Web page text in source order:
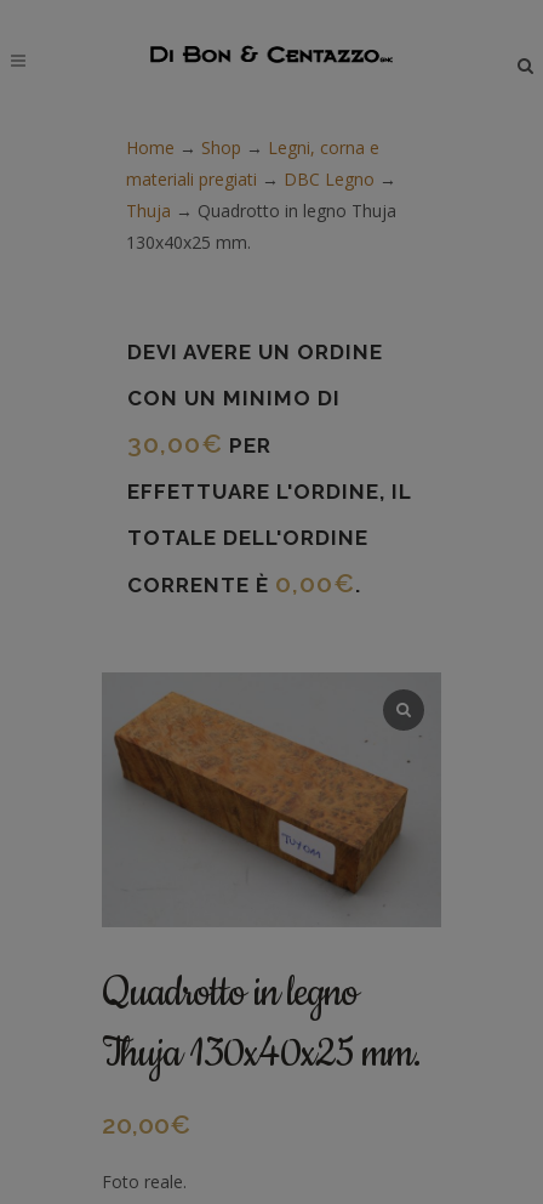
Home → Shop → Legni, corna e
materiali pregiati → DBC Legno →
Thuja → Quadrotto in legno Thuja
130x40x25 mm.
DEVI AVERE UN ORDINE
CON UN MINIMO DI
30,00€ PER
EFFETTUARE L'ORDINE, IL
TOTALE DELL'ORDINE
CORRENTE È 0,00€.
Quadrotto in legno
Thuja 130x40x25 mm.
20,00€
Foto reale.